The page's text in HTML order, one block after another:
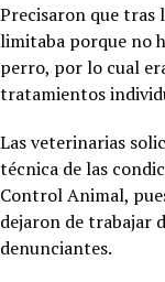
Precisaron que tras
limitaba porque no
perro, por lo cual
tratamientos
Las veterinarias
técnica de las
Control Animal,
dejaron de trabajar
denunciantes.